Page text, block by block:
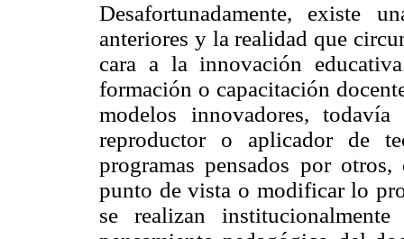
Desafortunadamente, existe
anteriores y la realidad que
cara a la innovación
formación o capacitación
modelos innovadores,
reproductor o aplicador de
programas pensados por
punto de vista o modificar lo
se realizan